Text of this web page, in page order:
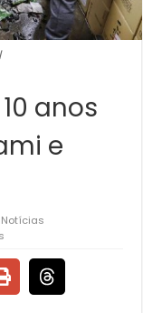
anos
e
Notícias